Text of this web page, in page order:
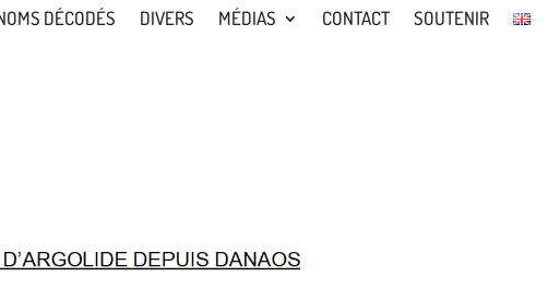
DÉCODÉS DIVERS MÉDIAS CONTACT SOUTENIR